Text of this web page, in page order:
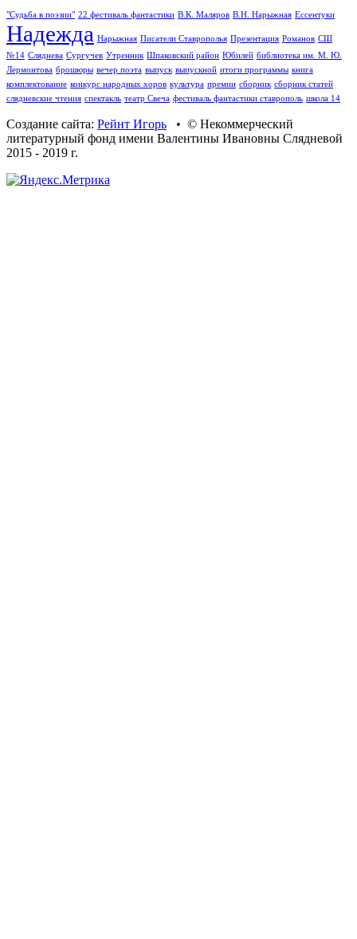
"Судьба в поэзии" 22 фестиваль фантастики В.К. Маляров В.Н. Нарыжная Ессентуки
Надежда Нарыжная Писатели Ставрополья Презентация Романов СШ
№14 Сляднева Сургучев Утренник Шпаковский район Юбилей библиотека им. М. Ю.
Лермонтова брошюры вечер поэта выпуск выпускной итоги программы книга
комплектование конкурс народных хоров культура премии сборник сборник статей
слядневские чтения спектакль театр Свеча фестиваль фантастики ставрополь школа 14
Создание сайта: Рейнт Игорь • © Некоммерческий
литературный фонд имени Валентины Ивановны Слядневой
2015 - 2019 г.